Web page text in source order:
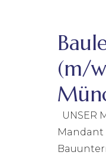
(m/
UNSER